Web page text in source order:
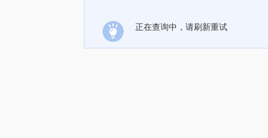
正在查询中，请刷新重试